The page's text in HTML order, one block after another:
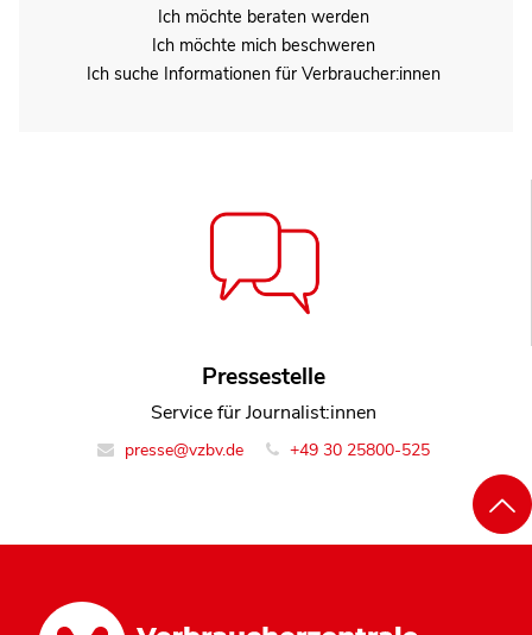
Ich möchte beraten werden
Ich möchte mich beschweren
Ich suche Informationen für Verbraucher:innen
Pressestelle
Service für Journalist:innen
presse@vzbv.de +49 30 25800-525